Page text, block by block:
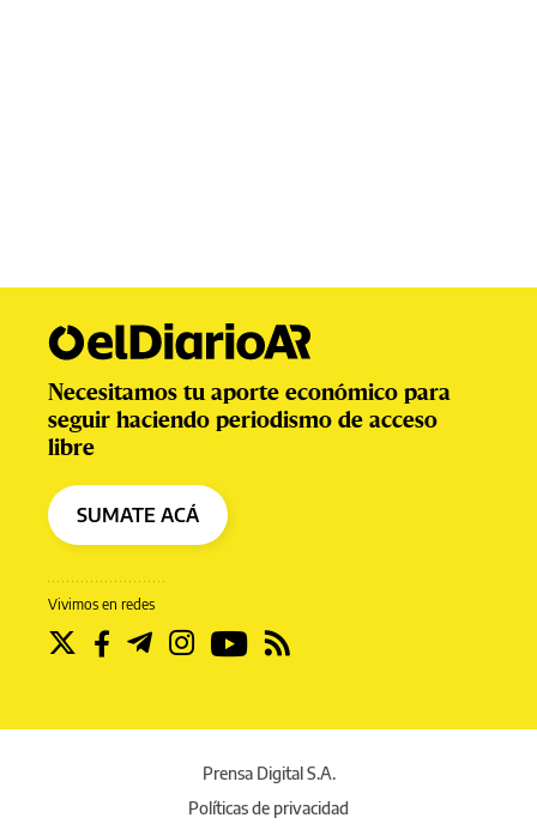
Vivimos en redes
Necesitamos tu aporte económico para
seguir haciendo periodismo de acceso
libre
SUMATE ACÁ
Prensa Digital S.A.
Políticas de privacidad